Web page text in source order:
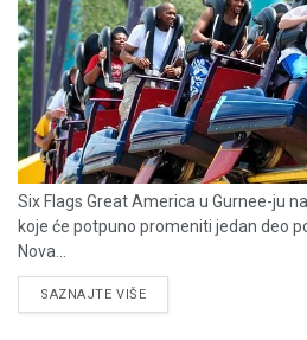
Six Flags Great America u Gurnee-ju
koje će potpuno promeniti jedan deo
Nova...
SAZNAJTE VIŠEDETAILS